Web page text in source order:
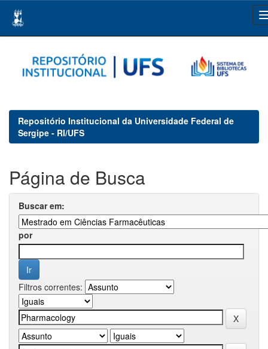
navigation
Repositório Institucional da Universidade Federal de
Sergipe - RI/UFS
Página de Busca
Buscar em:
por
Filtros correntes: